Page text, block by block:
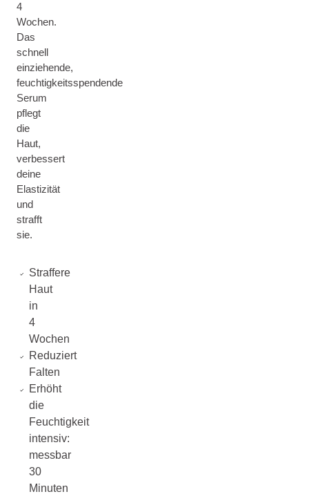
4
Wochen.
Das
schnell
einziehende,
feuchtigkeitsspendende
Serum
pflegt
die
Haut,
verbessert
deine
Elastizität
und
strafft
sie.
Straffere
Haut
in
4
Wochen
Reduziert
Falten
Erhöht
die
Feuchtigkeit
intensiv:
messbar
30
Minuten